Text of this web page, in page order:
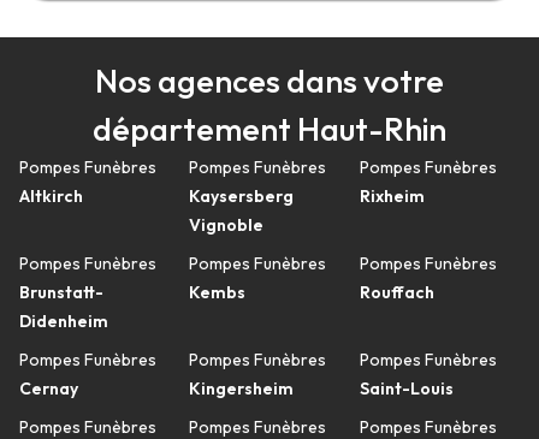
Nos agences dans votre
département Haut-Rhin
Pompes Funèbres
Altkirch
Pompes Funèbres
Brunstatt-
Didenheim
Pompes Funèbres
Cernay
Pompes Funèbres
Pompes Funèbres
Kaysersberg
Vignoble
Pompes Funèbres
Kembs
Pompes Funèbres
Kingersheim
Pompes Funèbres
Pompes Funèbres
Rixheim
Pompes Funèbres
Rouffach
Pompes Funèbres
Saint-Louis
Pompes Funèbres